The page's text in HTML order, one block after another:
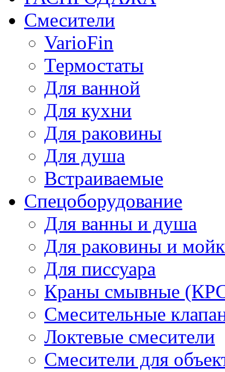
Смесители
VarioFin
Термостаты
Для ванной
Для кухни
Для раковины
Для душа
Встраиваемые
Спецоборудование
Для ванны и душа
Для раковины и
Для писсуара
Краны смывные
Смесительные
Локтевые смесители
Смесители для